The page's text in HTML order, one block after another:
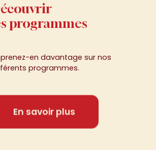
programmes
en davantage sur nos
programmes.
Changer
Changer